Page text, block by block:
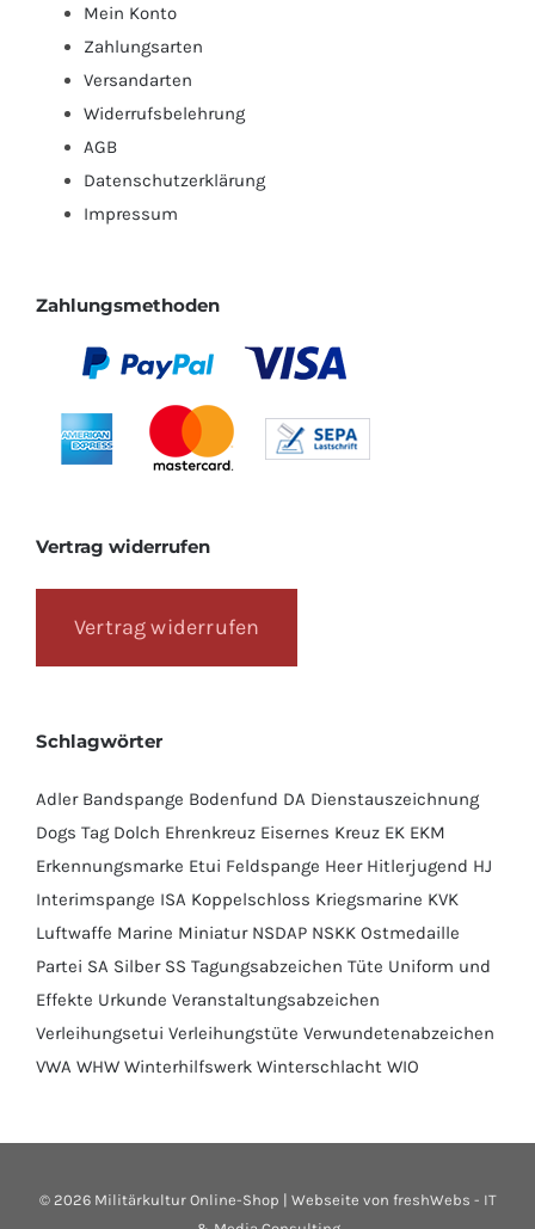
Mein Konto
Zahlungsarten
Versandarten
Widerrufsbelehrung
AGB
Datenschutzerklärung
Impressum
Zahlungsmethoden
Vertrag widerrufen
Vertrag widerrufen
Schlagwörter
Adler Bandspange Bodenfund DA Dienstauszeichnung
Dogs Tag Dolch Ehrenkreuz Eisernes Kreuz EK EKM
Erkennungsmarke Etui Feldspange Heer Hitlerjugend HJ
Interimspange ISA Koppelschloss Kriegsmarine KVK
Luftwaffe Marine Miniatur NSDAP NSKK Ostmedaille
Partei SA Silber SS Tagungsabzeichen Tüte Uniform und
Effekte Urkunde Veranstaltungsabzeichen
Verleihungsetui Verleihungstüte Verwundetenabzeichen
VWA WHW Winterhilfswerk Winterschlacht WIO
© 2026 Militärkultur Online-Shop | Webseite von freshWebs - IT